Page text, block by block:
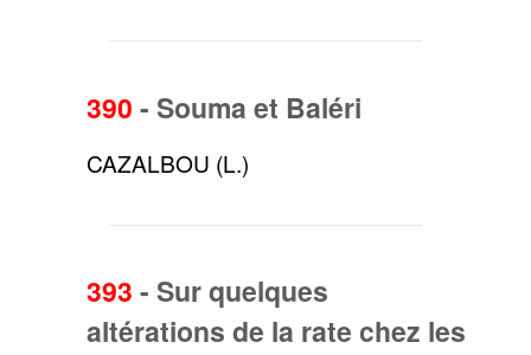
390 - Souma et Baléri
CAZALBOU (L.)
393 - Sur quelques
altérations de la rate chez les